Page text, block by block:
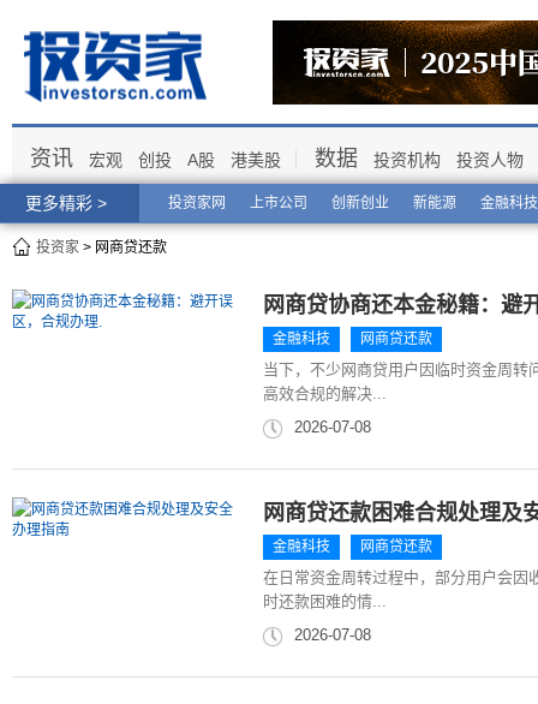
更多精彩 > 投资家网 上市公司 创新创业 新能源 金融科技
资讯 宏观 创投 A股 港美股 数据 投资机构 投资人物
投资家 > 网商贷还款
网商贷协商还本金秘籍：避
金融科技 网商贷还款
当下，不少网商贷用户因临时资金周
高效合规的解决...
2026-07-08
网商贷还款困难合规处理及
金融科技 网商贷还款
在日常资金周转过程中，部分用户会因
时还款困难的情...
2026-07-08